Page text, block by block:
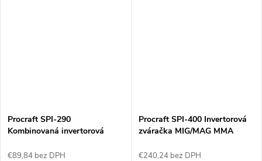
Procraft SPI-290
Kombinovaná invertorová
drôt, MMA, TIG lift
€89,84 bez DPH
Procraft SPI-400 Invertorová
zváračka MIG/MAG MMA
€240,24 bez DPH